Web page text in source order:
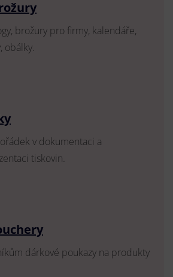
brožury pro firmy, kalendáře,
obálky.
v dokumentaci a
tiskovin.
dárkové poukazy na produkty